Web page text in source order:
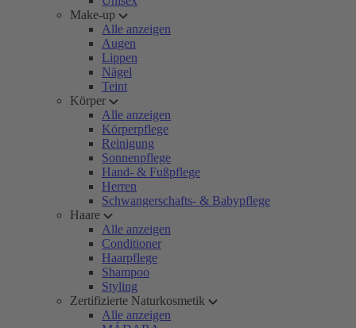
Make-up
Alle anzeigen
Augen
Lippen
Nägel
Teint
Körper
Alle anzeigen
Körperpflege
Reinigung
Sonnenpflege
Hand- & Fußpflege
Herren
Schwangerschafts- & Babypflege
Haare
Alle anzeigen
Conditioner
Haarpflege
Shampoo
Styling
Zertifizierte Naturkosmetik
Alle anzeigen